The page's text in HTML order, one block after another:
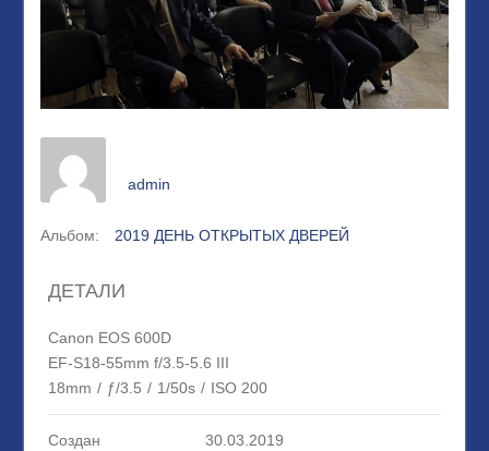
admin
Альбом: 2019 ДЕНЬ ОТКРЫТЫХ ДВЕРЕЙ
ДЕТАЛИ
Canon EOS 600D
EF-S18-55mm f/3.5-5.6 III
18mm / ƒ/3.5 / 1/50s / ISO 200
Создан
30.03.2019